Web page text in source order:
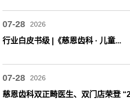
07-28 2026
行业白皮书级 |《慈恩齿科 · 儿童...
07-28 2026
慈恩齿科双正畸医生、双门店荣登